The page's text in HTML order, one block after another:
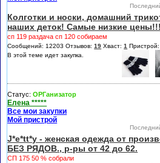
Колготки и носки, домашний
наших деток! Самые низкие цены!!!
сп 119 раздача сп 120 собираем
Сообщений: 12203 Отзывов:19 Хваст:1
В этой теме идет закупка.
Статус:ОРГанизатор
Елена *****
Все мои закупки
Мой пристрой
J*e*tt*y - женская одежда от
БЕЗ РЯДОВ., р-ры от 42 до 62.
СП 175 50 % собрали